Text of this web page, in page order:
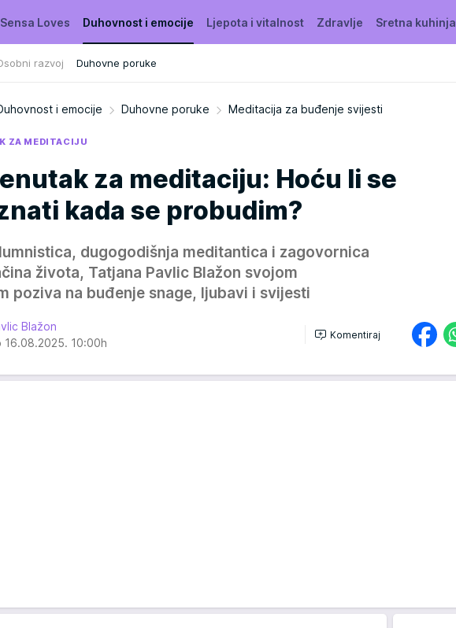
Sensa Loves Duhovnost i emocije
razvoj Duhovne poruke
Ljepota i vitalnost Zdravlje Sretna kuhinja
i emocije Duhovne poruke Meditacija za buđenje svijesti
ZA MEDITACIJU
za meditaciju: Hoću li se
kada se probudim?
dugogodišnja meditantica i zagovornica
života, Tatjana Pavlic Blažon svojom
poziva na buđenje snage, ljubavi i svijesti
Blažon
16.08.2025. 10:00h
Komentiraj